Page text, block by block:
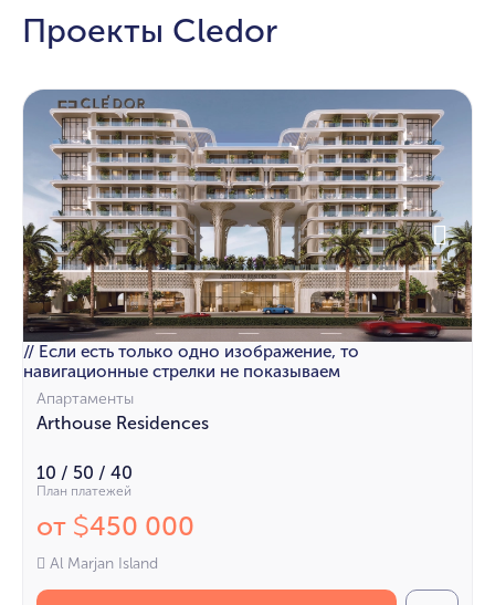
Проекты Cledor
// Если есть только одно изображение, то
навигационные стрелки не показываем
Апартаменты
Arthouse Residences
10 / 50 / 40
План платежей
от $450 000
Al Marjan Island